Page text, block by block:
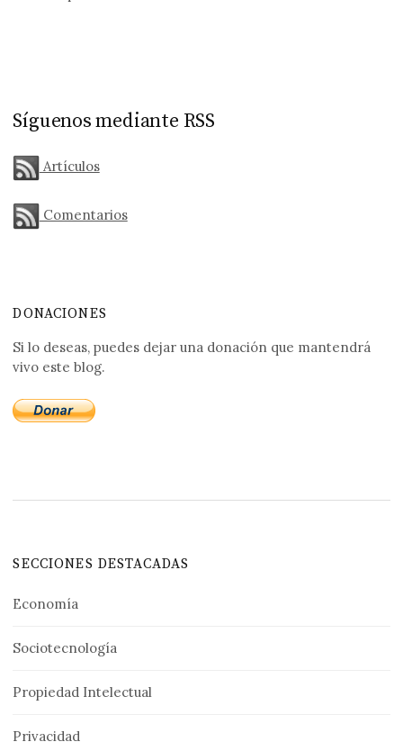
Síguenos mediante RSS
Artículos
Comentarios
DONACIONES
Si lo deseas, puedes dejar una donación que mantendrá
vivo este blog.
SECCIONES DESTACADAS
Economía
Sociotecnología
Propiedad Intelectual
Privacidad